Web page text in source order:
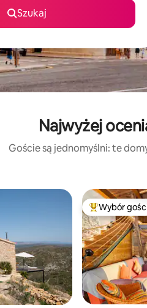
Szukaj
Najwyżej
Goście są jednomyślni: te
Wybór gości Wybór